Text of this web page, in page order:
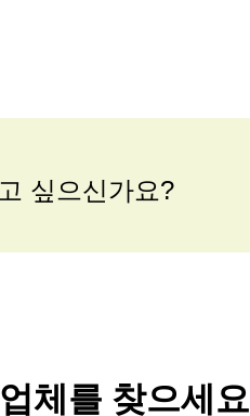
싶으신가요?
체를 찾으세요